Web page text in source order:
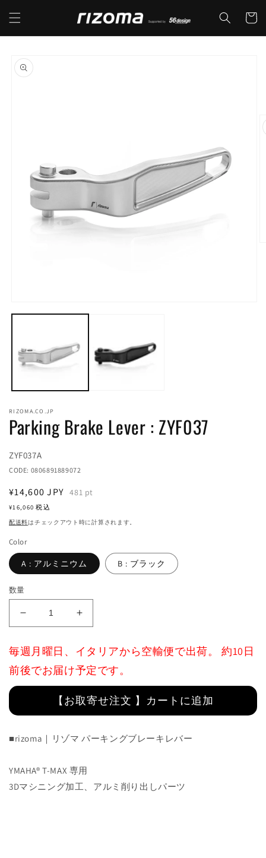
ンツに
進む
ー
報にス
キップ
ー
ア
を
開
く
RIZOMA.CO.JP
Parking Brake Lever : ZYF037
Translation
missing:
ja.products.product.sku:
ZYF037A
CODE: 0806891889072
通
常
価
¥14,600 JPY
¥16,060 税込
481 pt
配送料はチェックアウト時に計算されます。
Color
A : アルミニウム B : ブラック
数量
Parking
Brake
:
ZYF037
減
す
Parking
Brake
:
ZYF037
数
量
増
す
毎週月曜日、イタリアから空輸便で出荷。 約10日
前後でお届け予定です。
【お取寄せ注文 】カートに追加
■rizoma｜ リゾマ パーキングブレーキレバー
YMAHA®T-MAX 専用
3Dマシニング加工、アルミ削り出しパーツ